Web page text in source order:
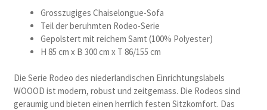
Grosszugiges Chaiselongue-Sofa
Teil der beruhmten Rodeo-Serie
Gepolstert mit reichem Samt (100% Polyester)
H 85 cm x B 300 cm x T 86/155 cm
Die Serie Rodeo des niederlandischen Einrichtungslabels
WOOOD ist modern, robust und zeitgemass. Die Rodeos sind
geraumig und bieten einen herrlich festen Sitzkomfort. Das